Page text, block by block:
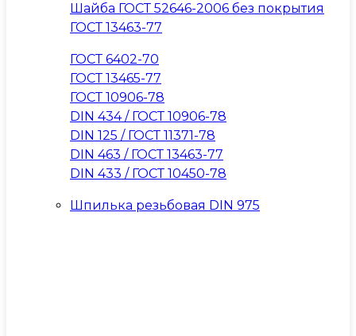
Шайба ГОСТ 52646-2006 без покрытия
ГОСТ 13463-77
ГОСТ 6402-70
ГОСТ 13465-77
ГОСТ 10906-78
DIN 434 / ГОСТ 10906-78
DIN 125 / ГОСТ 11371-78
DIN 463 / ГОСТ 13463-77
DIN 433 / ГОСТ 10450-78
Шпилька резьбовая DIN 975